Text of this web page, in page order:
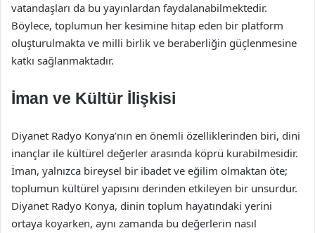
vatandaşları da bu yayınlardan faydalanabilmektedir.
Böylece, toplumun her kesimine hitap eden bir platform
oluşturulmakta ve milli birlik ve beraberliğin güçlenmesine
katkı sağlanmaktadır.
İman ve Kültür İlişkisi
Diyanet Radyo Konya’nın en önemli özelliklerinden biri, dini
inançlar ile kültürel değerler arasında köprü kurabilmesidir.
İman, yalnızca bireysel bir ibadet ve eğilim olmaktan öte;
toplumun kültürel yapısını derinden etkileyen bir unsurdur.
Diyanet Radyo Konya, dinin toplum hayatındaki yerini
ortaya koyarken, aynı zamanda bu değerlerin nasıl